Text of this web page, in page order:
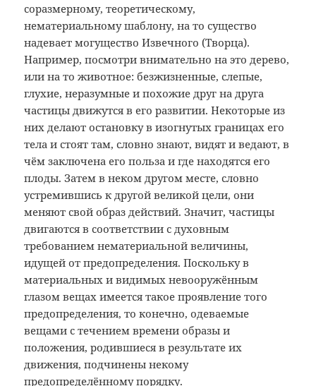
соразмерному, теоретическому,
нематериальному шаблону, на то существо
надевает могущество Извечного (Творца).
Например, посмотри внимательно на это дерево,
или на то животное: безжизненные, слепые,
глухие, неразумные и похожие друг на друга
частицы движутся в его развитии. Некоторые из
них делают остановку в изогнутых границах его
тела и стоят там, словно знают, видят и ведают, в
чём заключена его польза и где находятся его
плоды. Затем в неком другом месте, словно
устремившись к другой великой цели, они
меняют свой образ действий. Значит, частицы
двигаются в соответствии с духовным
требованием нематериальной величины,
идущей от предопределения. Поскольку в
материальных и видимых невооружённым
глазом вещах имеется такое проявление того
предопределения, то конечно, одеваемые
вещами с течением времени образы и
положения, родившиеся в результате их
движения, подчинены некому
предопределённому порядку.